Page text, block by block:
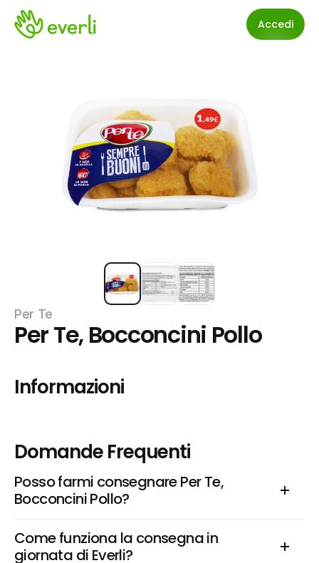
Accedi
Per Te
Per Te, Bocconcini Pollo
Informazioni
Domande Frequenti
Posso farmi consegnare Per Te,
Bocconcini Pollo?
Come funziona la consegna in
giornata di Everli?